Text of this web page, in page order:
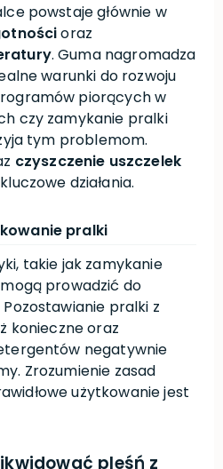
powstaje głównie w
oraz
. Guma nagromadza
warunki do rozwoju
piorących w
czy zamykanie pralki
tym problemom.
czyszczenie uszczelek
działania.
pralki
takie jak zamykanie
prowadzić do
pralki z
konieczne oraz
negatywnie
Zrozumienie zasad
użytkowanie jest
pleśń z